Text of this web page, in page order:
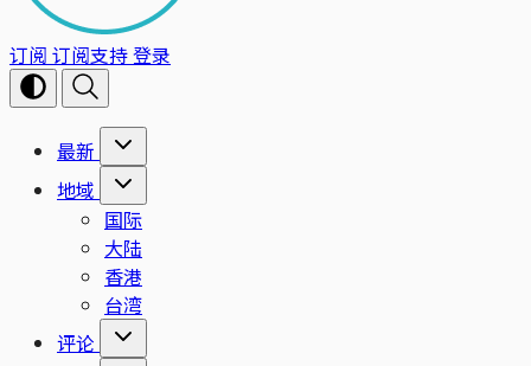
订阅 订阅支持登录
最新
地域
国际
大陆
香港
台湾
评论